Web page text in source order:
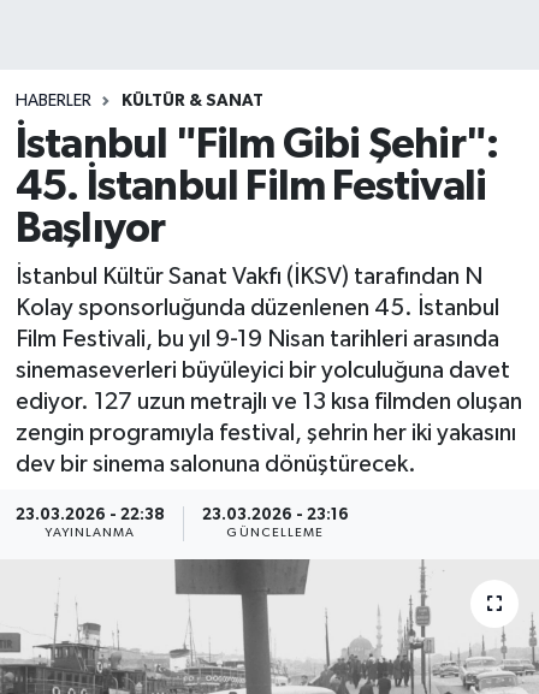
HABERLER KÜLTÜR & SANAT
İstanbul "Film Gibi Şehir":
45. İstanbul Film Festivali
Başlıyor
İstanbul Kültür Sanat Vakfı (İKSV) tarafından N
Kolay sponsorluğunda düzenlenen 45. İstanbul
Film Festivali, bu yıl 9-19 Nisan tarihleri arasında
sinemaseverleri büyüleyici bir yolculuğuna davet
ediyor. 127 uzun metrajlı ve 13 kısa filmden oluşan
zengin programıyla festival, şehrin her iki yakasını
dev bir sinema salonuna dönüştürecek.
23.03.2026 - 22:38
YAYINLANMA
23.03.2026 - 23:16
GÜNCELLEME
Magazin
Siyaset
Spor
Yaşam
Son Dakika Haberleri
Haber Arşivi